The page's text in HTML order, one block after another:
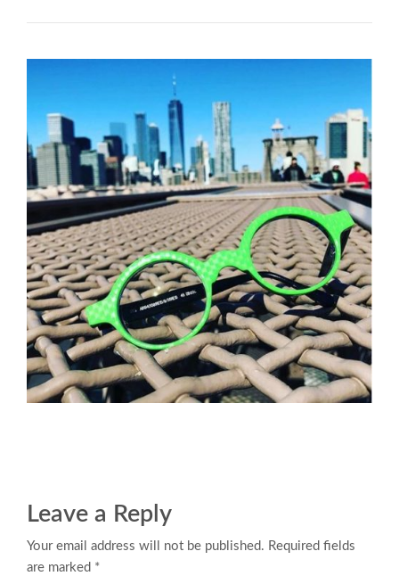
Leave a Reply
Your email address will not be published. Required fields
are marked *